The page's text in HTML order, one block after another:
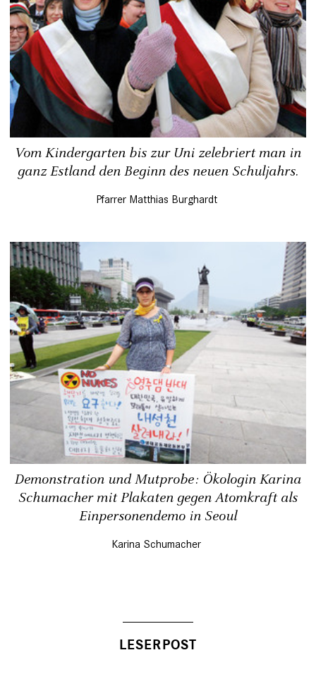
Vom Kindergarten bis zur Uni zelebriert man in
ganz Estland den Beginn des neuen Schuljahrs.
Pfarrer Matthias Burghardt
Demonstration und Mutprobe: Ökologin Karina
Schumacher mit Plakaten gegen Atomkraft als
Einpersonendemo in Seoul
Karina Schumacher